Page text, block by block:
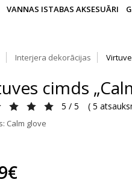
VANNAS ISTABAS AKSESUĀRI
Interjera dekorācijas
cimds
5 / 5 ( 5
Calm glove